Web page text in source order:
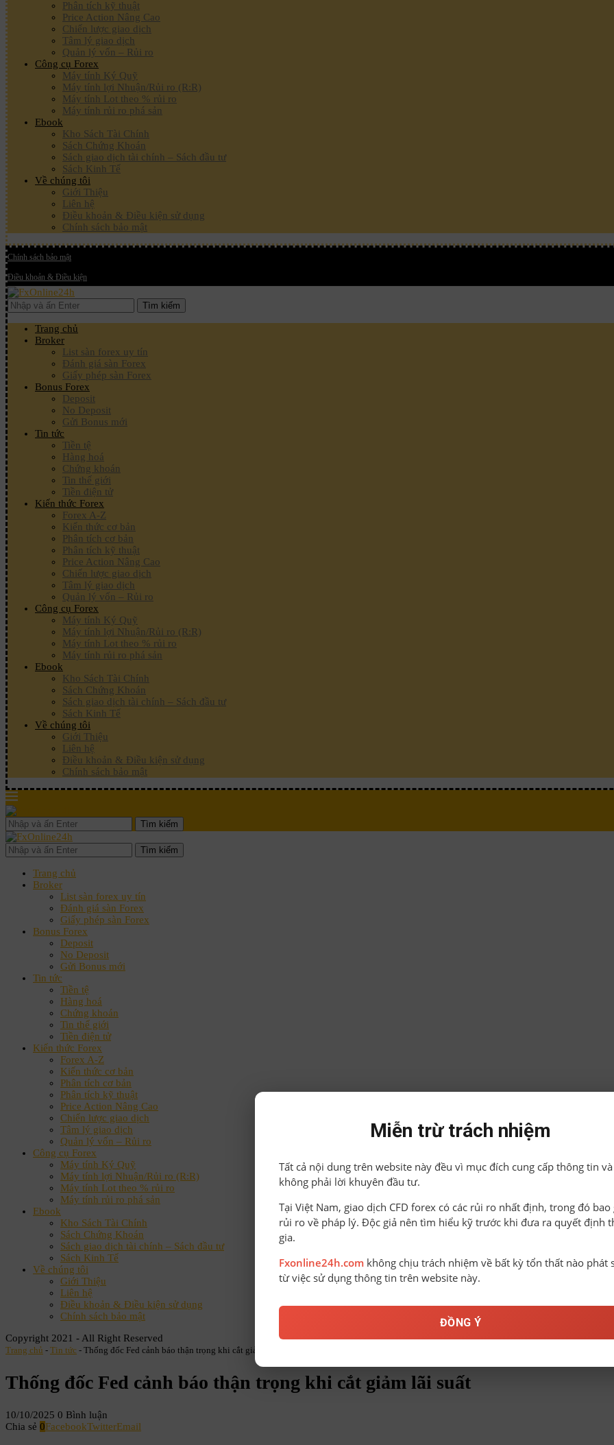
Phân tích kỹ thuật
Price Action Nâng Cao
Chiến lược giao dịch
Tâm lý giao dịch
Quản lý vốn – Rủi ro
Công cụ Forex
Máy tính Ký Quỹ
Máy tính lợi Nhuận/Rủi ro (R:R)
Máy tính Lot theo % rủi ro
Máy tính rủi ro phá sản
Ebook
Kho Sách Tài Chính
Sách Chứng Khoán
Sách giao dịch tài chính – Sách đầu tư
Sách Kinh Tế
Về chúng tôi
Giới Thiệu
Liên hệ
Điều khoản & Điều kiện sử dụng
Chính sách bảo mật
Chính sách bảo mật
Điều khoản & Điều kiện
Tìm kiếm
Trang chủ
Broker
List sàn forex uy tín
Đánh giá sàn Forex
Giấy phép sàn Forex
Bonus Forex
Deposit
No Deposit
Gửi Bonus mới
Tin tức
Tiền tệ
Hàng hoá
Chứng khoán
Tin thế giới
Tiền điện tử
Kiến thức Forex
Forex A-Z
Kiến thức cơ bản
Phân tích cơ bản
Phân tích kỹ thuật
Price Action Nâng Cao
Chiến lược giao dịch
Tâm lý giao dịch
Quản lý vốn – Rủi ro
Công cụ Forex
Máy tính Ký Quỹ
Máy tính lợi Nhuận/Rủi ro (R:R)
Máy tính Lot theo % rủi ro
Máy tính rủi ro phá sản
Ebook
Kho Sách Tài Chính
Sách Chứng Khoán
Sách giao dịch tài chính – Sách đầu tư
Sách Kinh Tế
Về chúng tôi
Giới Thiệu
Liên hệ
Điều khoản & Điều kiện sử dụng
Chính sách bảo mật
Tìm kiếm
Tìm kiếm
Trang chủ
Broker
List sàn forex uy tín
Đánh giá sàn Forex
Giấy phép sàn Forex
Bonus Forex
Deposit
No Deposit
Gửi Bonus mới
Tin tức
Tiền tệ
Hàng hoá
Chứng khoán
Tin thế giới
Tiền điện tử
Kiến thức Forex
Forex A-Z
Kiến thức cơ bản
Phân tích cơ bản
Phân tích kỹ thuật
Price Action Nâng Cao
Chiến lược giao dịch
Tâm lý giao dịch
Quản lý vốn – Rủi ro
Công cụ Forex
Máy tính Ký Quỹ
Máy tính lợi Nhuận/Rủi ro (R:R)
Máy tính Lot theo % rủi ro
Máy tính rủi ro phá sản
Ebook
Kho Sách Tài Chính
Sách Chứng Khoán
Sách giao dịch tài chính – Sách đầu tư
Sách Kinh Tế
Về chúng tôi
Giới Thiệu
Liên hệ
Điều khoản & Điều kiện sử dụng
Chính sách bảo mật
Copyright 2021 - All Right Reserved
Trang chủ - Tin tức - Thống đốc Fed cảnh báo thận trọng khi cắt giảm lãi suất
Thống đốc Fed cảnh báo thận trọng khi cắt giảm lãi suất
10/10/2025 0 Bình luận
Chia sẻ 0FacebookTwitterEmail
Miễn trừ trách nhiệm
Tất cả nội dung trên website này đều vì mục đích cung cấp thông tin và
không phải lời khuyên đầu tư.
Tại Việt Nam, giao dịch CFD forex có các rủi ro nhất định, trong đó bao
rủi ro về pháp lý. Độc giả nên tìm hiểu kỹ trước khi đưa ra quyết định
gia.
Fxonline24h.com không chịu trách nhiệm về bất kỳ tổn thất nào phát
từ việc sử dụng thông tin trên website này.
ĐỒNG Ý